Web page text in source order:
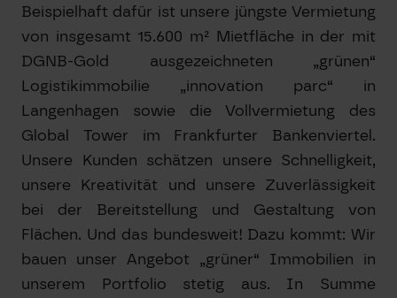
Beispielhaft dafür ist unsere jüngste Vermietung
von insgesamt 15.600 m² Mietfläche in der mit
DGNB-Gold ausgezeichneten „grünen“
Logistikimmobilie „innovation parc“ in
Langenhagen sowie die Vollvermietung des
Global Tower im Frankfurter Bankenviertel.
Unsere Kunden schätzen unsere Schnelligkeit,
unsere Kreativität und unsere Zuverlässigkeit
bei der Bereitstellung und Gestaltung von
Flächen. Und das bundesweit! Dazu kommt: Wir
bauen unser Angebot „grüner“ Immobilien in
unserem Portfolio stetig aus. In Summe